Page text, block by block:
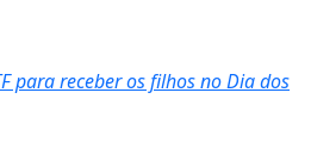
para receber os filhos no Dia dos